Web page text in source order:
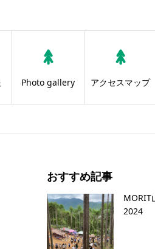
Photo gallery アクセスマップ
おすすめ記事
MORIT
2024